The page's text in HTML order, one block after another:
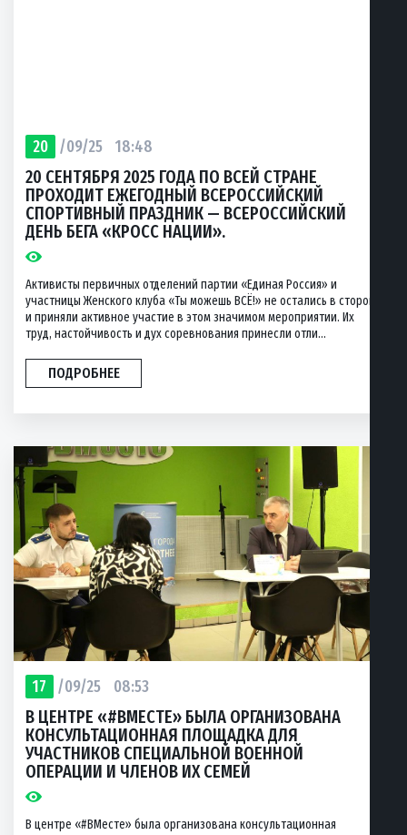
20 /09/25 18:48
20 СЕНТЯБРЯ 2025 ГОДА ПО ВСЕЙ СТРАНЕ
ПРОХОДИТ ЕЖЕГОДНЫЙ ВСЕРОССИЙСКИЙ
СПОРТИВНЫЙ ПРАЗДНИК — ВСЕРОССИЙСКИЙ
ДЕНЬ БЕГА «КРОСС НАЦИИ».
Активисты первичных отделений партии «Единая Россия» и
участницы Женского клуба «Ты можешь ВСЁ!» не остались в стороне
и приняли активное участие в этом значимом мероприятии. Их
труд, настойчивость и дух соревнования принесли отли...
ПОДРОБНЕЕ
17 /09/25 08:53
В ЦЕНТРЕ «#ВМЕСТЕ» БЫЛА ОРГАНИЗОВАНА
КОНСУЛЬТАЦИОННАЯ ПЛОЩАДКА ДЛЯ
УЧАСТНИКОВ СПЕЦИАЛЬНОЙ ВОЕННОЙ
ОПЕРАЦИИ И ЧЛЕНОВ ИХ СЕМЕЙ
В центре «#ВМесте» была организована консультационная